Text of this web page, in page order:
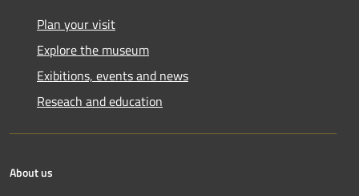
Plan your visit
Explore the museum
Exibitions, events and news
Reseach and education
About us